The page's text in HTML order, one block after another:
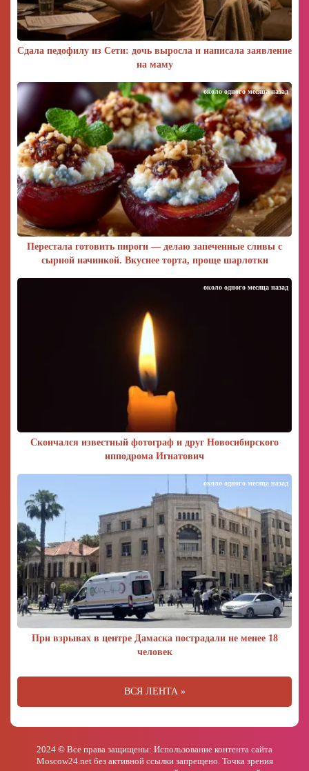
Сдала педофилу из Сети: дочь выросла и написала заявление
на маму
Перестала готовить пироги — делаю запеченные сливы с
сырной начинкой. Вкуснее торта, проще шарлотки
около одного месяца назад
Скончался известный фотограф и друг Новосибирского
ипподрома Игнатович
около одного месяца назад
При взрывах в центре Дамаска пострадали не менее 18
человек
около одного месяца назад
ВСЯ ЛЕНТА »
2024 © Все права защищены: Использование контента сайта
Moscow24.net без активной ссылки запрещено. Точка зрения